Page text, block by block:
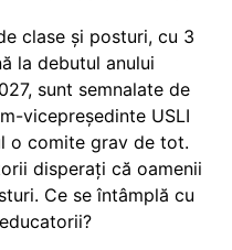
clase și posturi, cu 3
la debutul anului
sunt semnalate de
vicepreședinte USLI
o comite grav de tot.
disperați că oamenii
Ce se întâmplă cu